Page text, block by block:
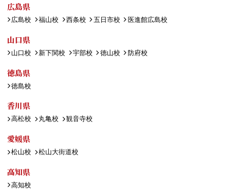
広島県
広島校 福山校 西条校 五日市校 医進館広島校
山口県
山口校 新下関校 宇部校 徳山校 防府校
徳島県
徳島校
香川県
高松校 丸亀校 観音寺校
愛媛県
松山校 松山大街道校
高知県
高知校